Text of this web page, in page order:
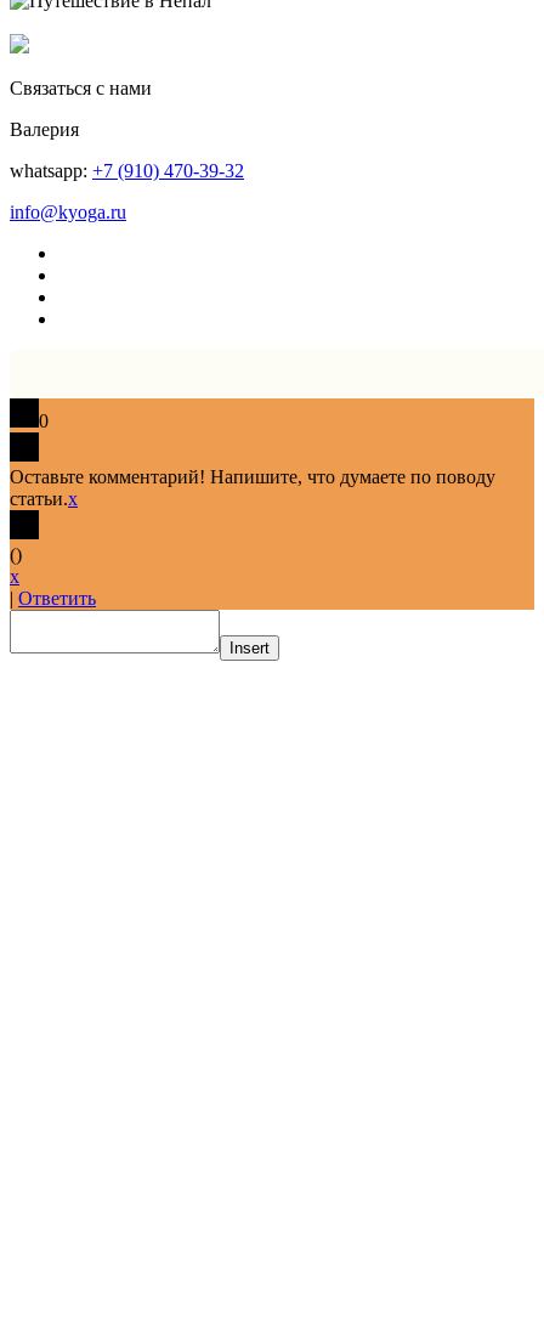
Связаться с нами
Валерия
whatsapp: +7 (910) 470-39-32
info@kyoga.ru
0
Оставьте комментарий! Напишите, что думаете по поводу
статьи.x
()
x
| Ответить
Insert